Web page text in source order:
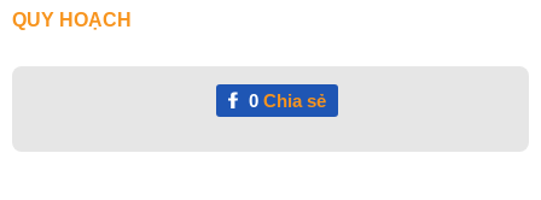
QUY HOẠCH
0Chia sẻ